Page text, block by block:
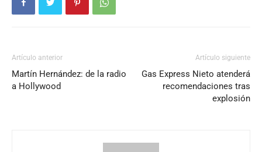
Artículo anterior
Martín Hernández: de la radio
a Hollywood
Artículo siguiente
Gas Express Nieto atenderá
recomendaciones tras
explosión